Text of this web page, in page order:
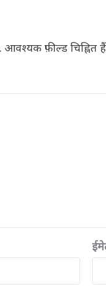
आवश्यक फ़ील्ड चिह्नित हैं